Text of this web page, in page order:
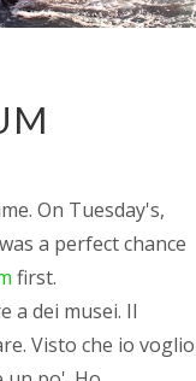
On Tuesday's,
a perfect chance
first.
a dei musei. Il
Visto che io voglio